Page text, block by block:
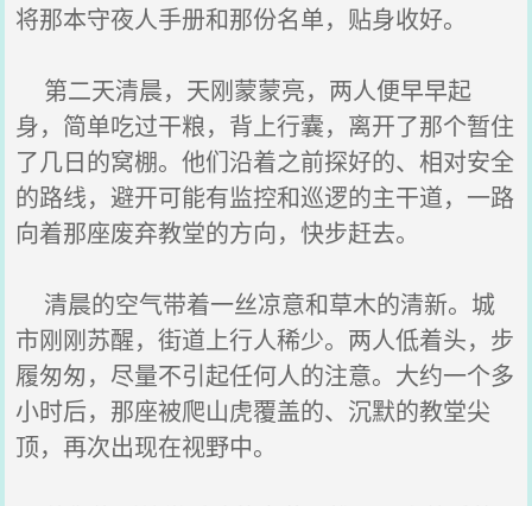
将那本守夜人手册和那份名单，贴身收好。
第二天清晨，天刚蒙蒙亮，两人便早早起
身，简单吃过干粮，背上行囊，离开了那个暂住
了几日的窝棚。他们沿着之前探好的、相对安全
的路线，避开可能有监控和巡逻的主干道，一路
向着那座废弃教堂的方向，快步赶去。
清晨的空气带着一丝凉意和草木的清新。城
市刚刚苏醒，街道上行人稀少。两人低着头，步
履匆匆，尽量不引起任何人的注意。大约一个多
小时后，那座被爬山虎覆盖的、沉默的教堂尖
顶，再次出现在视野中。